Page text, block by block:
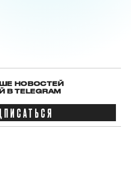
НОВОСТЕЙ
TELEGRAM